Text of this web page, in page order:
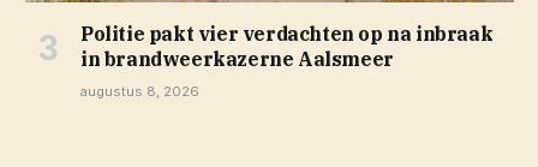
Politie pakt vier verdachten op na inbraak
in brandweerkazerne Aalsmeer
augustus 8, 2026